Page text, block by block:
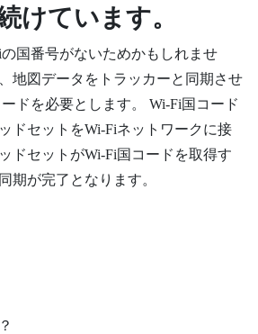
けています。
の国番号がないためかもしれませ
地図データをトラッカーと同期させ
ドを必要とします。 Wi‍-Fi国コード
ドセットをWi‍-Fiネットワークに接
ドセットがWi‍-Fi国コードを取得す
期が完了となります。